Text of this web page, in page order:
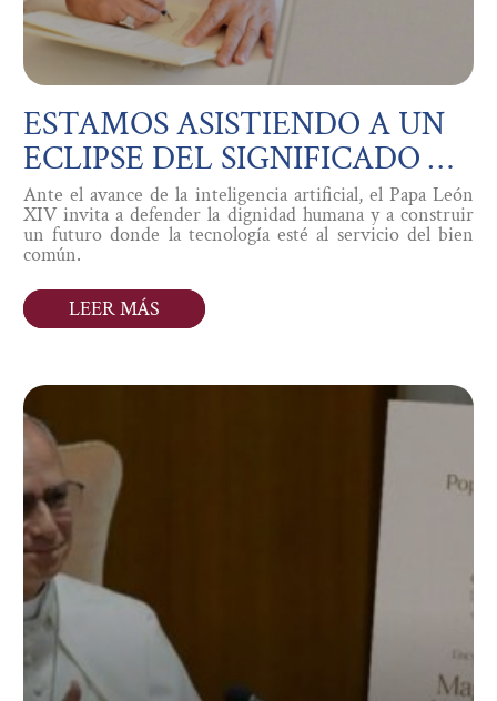
ESTAMOS ASISTIENDO A UN
ECLIPSE DEL SIGNIFICADO DE
LO QUE SIGNIFICA SER
HUMANO
Ante el avance de la inteligencia artificial, el Papa León
XIV invita a defender la dignidad humana y a construir
un futuro donde la tecnología esté al servicio del bien
común.
LEER MÁS